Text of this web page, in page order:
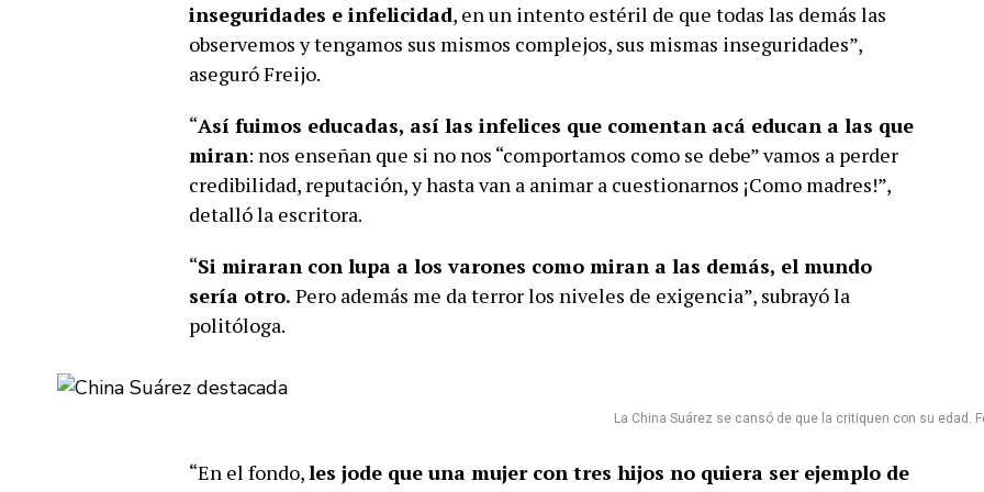
inseguridades e infelicidad, en un intento estéril de que todas las demás las
observemos y tengamos sus mismos complejos, sus mismas inseguridades”,
aseguró Freijo.
“Así fuimos educadas, así las infelices que comentan acá educan a las que
miran: nos enseñan que si no nos “comportamos como se debe” vamos a perder
credibilidad, reputación, y hasta van a animar a cuestionarnos ¡Como madres!”,
detalló la escritora.
“Si miraran con lupa a los varones como miran a las demás, el mundo
sería otro. Pero además me da terror los niveles de exigencia”, subrayó la
politóloga.
La China Suárez se cansó de que la critiquen con su edad.
“En el fondo,les jode que una mujer con tres hijos no quiera ser ejemplo de